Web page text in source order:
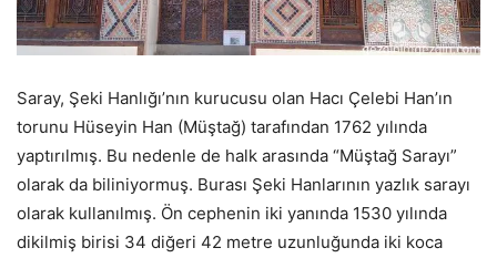
Saray, Şeki Hanlığı’nın kurucusu olan Hacı Çelebi Han’ın
torunu Hüseyin Han (Müştağ) tarafından 1762 yılında
yaptırılmış. Bu nedenle de halk arasında “Müştağ Sarayı”
olarak da biliniyormuş. Burası Şeki Hanlarının yazlık sarayı
olarak kullanılmış. Ön cephenin iki yanında 1530 yılında
dikilmiş birisi 34 diğeri 42 metre uzunluğunda iki koca